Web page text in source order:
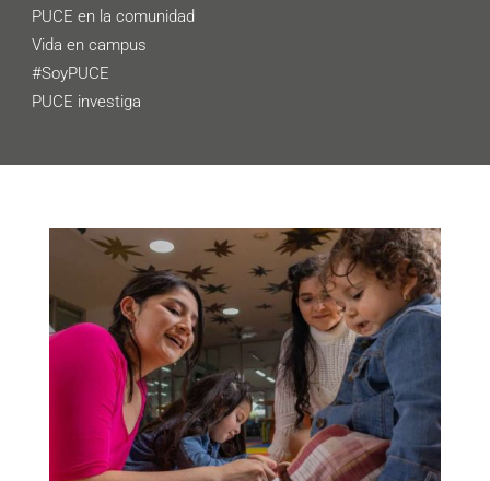
PUCE en la comunidad
Vida en campus
#SoyPUCE
PUCE investiga